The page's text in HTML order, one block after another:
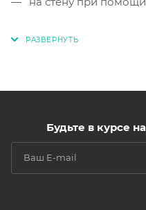
Будьте в курсе